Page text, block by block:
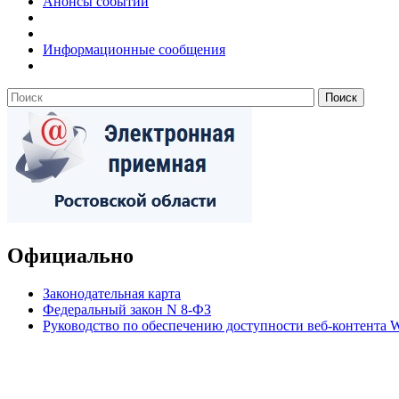
Информационные сообщения
Официально
Законодательная карта
Федеральный закон N 8-ФЗ
Руководство по обеспечению доступности веб-контента